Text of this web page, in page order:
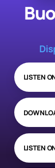
LISTEN
LISTEN